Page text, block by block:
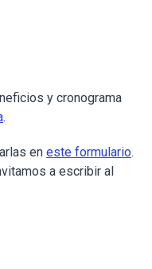
y cronograma
.
en este formulario.
a escribir al